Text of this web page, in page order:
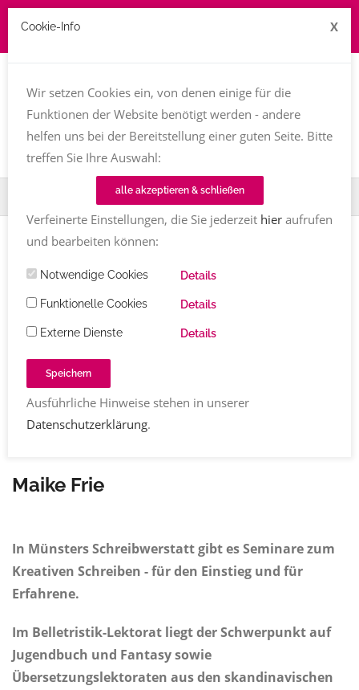
Fachfrauenmarkt Maike Frie
Maike Frie
In Münsters Schreibwerstattgibt es Seminare zum
Kreativen Schreiben - für den Einstieg und für
Erfahrene.
Im Belletristik-Lektorat liegt der Schwerpunkt auf
Jugendbuch und Fantasy sowie
Übersetzungslektoraten aus den skandinavischen
Cookie-Info X
Wir setzen Cookies ein, von denen einige für die
Funktionen der Website benötigt werden - andere
helfen uns bei der Bereitstellung einer guten Seite. Bitte
treffen Sie Ihre Auswahl:
alle akzeptieren & schließen
Verfeinerte Einstellungen, die Sie jederzeit hieraufrufen
und bearbeiten können:
Notwendige Cookies Details
Funktionelle Cookies Details
Externe Dienste Details
Speichern
Ausführliche Hinweise stehen in unserer
Datenschutzerklärung.